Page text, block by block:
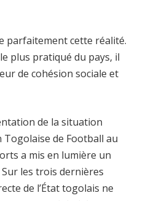
parfaitement cette réalité.
plus pratiqué du pays, il
de cohésion sociale et
de la situation
de Football au
a mis en lumière un
les trois dernières
de l’État togolais ne